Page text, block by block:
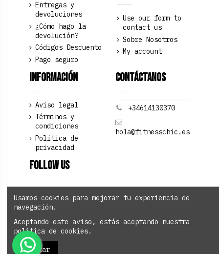
Entregas y
devoluciones
¿Cómo hago la
devolución?
Códigos Descuento
Pago seguro
Use our form to
contact us
Sobre Nosotros
My account
Información
Aviso legal
Términos y
condiciones
Política de
privacidad
Contáctanos
+34614130370
hola@fitnesschic.es
Follow us
Newsletter
Usamos cookies para mejorar tu experiencia de
navegación.
Aceptando este aviso, estás aceptando nuestra
política de cookies.
Aceptar